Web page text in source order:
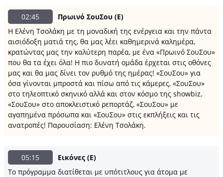
02:45
Πρωινό ΣουΣου (E)
Η Ελένη Τσολάκη με τη μοναδική της ενέργεια και την πάντα
αισιόδοξη ματιά της, θα μας λέει καθημερινά καλημέρα,
κρατώντας μας την καλύτερη παρέα, με ένα «Πρωινό ΣουΣου»
που θα τα έχει όλα! Η πιο δυνατή ομάδα έρχεται στις οθόνες
μας και θα μας δίνει τον ρυθμό της ημέρας! «ΣουΣου» για
όσα γίνονται μπροστά και πίσω από τις κάμερες, «ΣουΣου»
στο τηλεοπτικό σκηνικό αλλά και στον κόσμο της showbiz,
«ΣουΣου» στο αποκλειστικό ρεπορτάζ, «ΣουΣου» με
αγαπημένα πρόσωπα και «ΣουΣου» στις εκπλήξεις και τις
ανατροπές! Παρουσίαση: Ελένη Τσολάκη.
05:15
Εικόνες (E)
Το πρόγραμμα διατίθεται με υπότιτλους για άτομα με